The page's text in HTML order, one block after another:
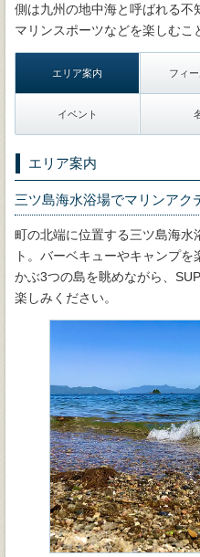
側は九州の地中海と呼ばれる不
マリンスポーツなどを楽しむこ
エリア案内 フィ
イベント
エリア案内
三ツ島海水浴場でマリンアク
町の北端に位置する三ツ島海水
ト。バーベキューやキャンプ
かぶ3つの島を眺めながら、
楽しみください。